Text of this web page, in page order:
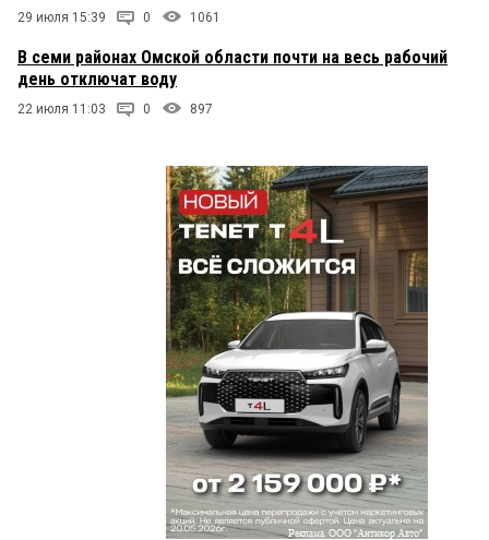
29 июля 15:39 0 1061
В семи районах Омской области почти на весь рабочий
день отключат воду
22 июля 11:03 0 897